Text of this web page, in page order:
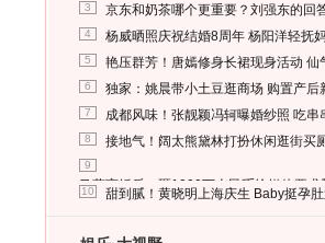
3 京东和奶茶哪个更重要？刘强东的回
4 杨威晒照庆祝结婚8周年 杨阳洋轻抚
5 艳压群芳！唐嫣修身长裙现身活动 仙
6 独家：姚晨带小土豆逛商场 购置产后
7 成都风味！张靓颖冯轲曝婚纱照 吃串
8 接地气！阔太熊黛林打扮休闲逛街买
9
马蓉离婚后，砸1000万人民币给媒体要求
10 甜到腻！黄晓明上海庆生 Baby挺孕